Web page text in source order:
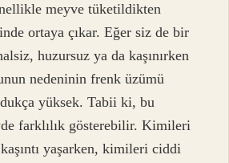
meyve tüketildikten
ortaya çıkar. Eğer siz de bir
huzursuz ya da kaşınırken
nedeninin frenk üzümü
yüksek. Tabii ki, bu
farklılık gösterebilir. Kimileri
yaşarken, kimileri ciddi